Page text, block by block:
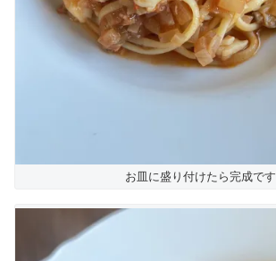
お皿に盛り付けたら完成です